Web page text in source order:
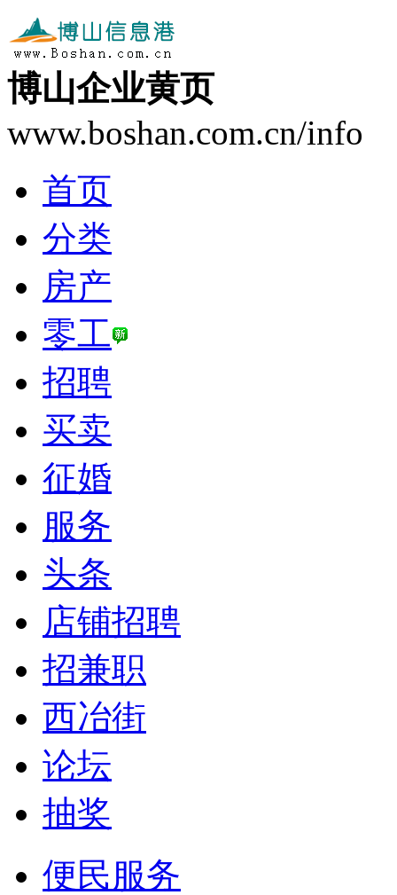
博山企业黄页
www.boshan.com.cn/info
首页
分类
房产
零工
招聘
买卖
征婚
服务
头条
店铺招聘
招兼职
西冶街
论坛
抽奖
便民服务